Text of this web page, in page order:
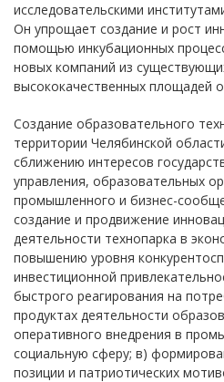
исследовательскими
Он упрощает создание и рост
помощью инкубационных
новых компаний из
высококачественных площадей
Создание образовательного
территории Челябинской
сближению интересов
управления, образовательных
промышленного и бизнес-
создание и продвижение
деятельности технопарка в
повышению уровня
инвестиционной
быстрого реагирования на
продуктах деятельности
оперативного внедрения в
социальную сферу; в)
позиции и патриотических